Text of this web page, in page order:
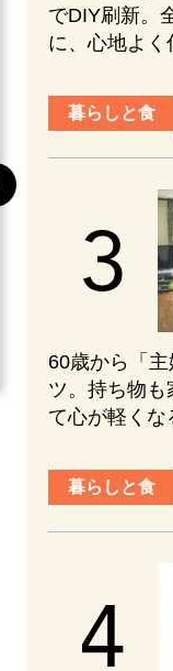
でDIY刷新。
に、心地よく
暮らしと食
60歳から「
ツ。持ち物も
て心が軽くな
暮らしと食